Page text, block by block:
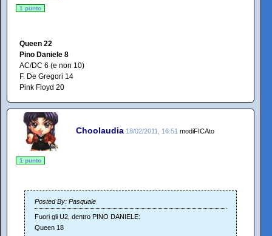
1 punto
Queen 22
Pino Daniele 8
AC/DC 6 (e non 10)
F. De Gregori 14
Pink Floyd 20
Choolaudia 18/02/2011, 16:51 modiFICAto
1 punto
Posted By: Pasquale
Fuori gli U2, dentro PINO DANIELE:
Queen 18